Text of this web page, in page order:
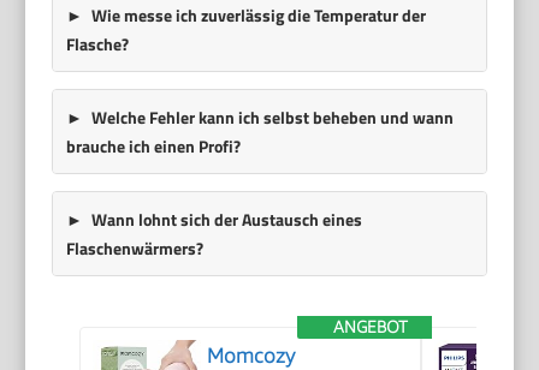
Wie messe ich zuverlässig die Temperatur der
Flasche?
Welche Fehler kann ich selbst beheben und wann
brauche ich einen Profi?
Wann lohnt sich der Austausch eines
Flaschenwärmers?
ANGEBOT
Momcozy